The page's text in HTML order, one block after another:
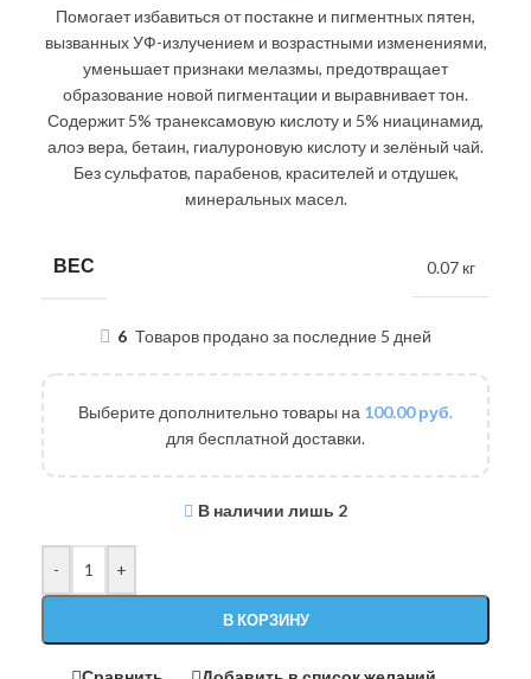
Помогает избавиться от постакне и пигментных пятен,
вызванных УФ-излучением и возрастными изменениями,
уменьшает признаки мелазмы, предотвращает
образование новой пигментации и выравнивает тон.
Содержит 5% транексамовую кислоту и 5% ниацинамид,
алоэ вера, бетаин, гиалуроновую кислоту и зелёный чай.
Без сульфатов, парабенов, красителей и отдушек,
минеральных масел.
ВЕС 0.07 кг
6 Товаров продано за последние 5 дней
Выберите дополнительно товары на 100.00руб.
для бесплатной доставки.
В наличии лишь 2
- +
В КОРЗИНУ